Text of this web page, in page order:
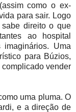
como o ex-
para sair. Logo
direito o que
ao hospital
Uma
para Búzios,
vender
uma pluma. O
e a direção de